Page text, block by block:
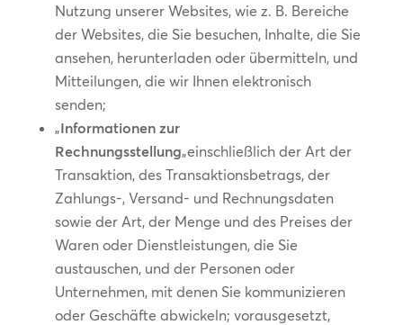
Nutzung unserer Websites, wie z. B. Bereiche
der Websites, die Sie besuchen, Inhalte, die Sie
ansehen, herunterladen oder übermitteln, und
Mitteilungen, die wir Ihnen elektronisch
senden;
„Informationen zur
Rechnungsstellung„einschließlich der Art der
Transaktion, des Transaktionsbetrags, der
Zahlungs-, Versand- und Rechnungsdaten
sowie der Art, der Menge und des Preises der
Waren oder Dienstleistungen, die Sie
austauschen, und der Personen oder
Unternehmen, mit denen Sie kommunizieren
oder Geschäfte abwickeln; vorausgesetzt,